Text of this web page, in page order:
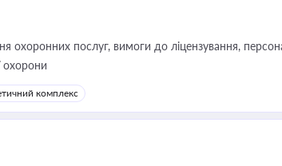
охоронних послуг, вимоги до ліцензування,
охорони
комплекс